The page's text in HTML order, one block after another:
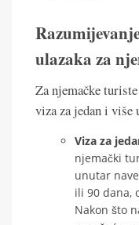
ulazaka za
Za njemačke
viza za jedan i više
Viza za
njemački
unutar
ili 90 dana,
Nakon što